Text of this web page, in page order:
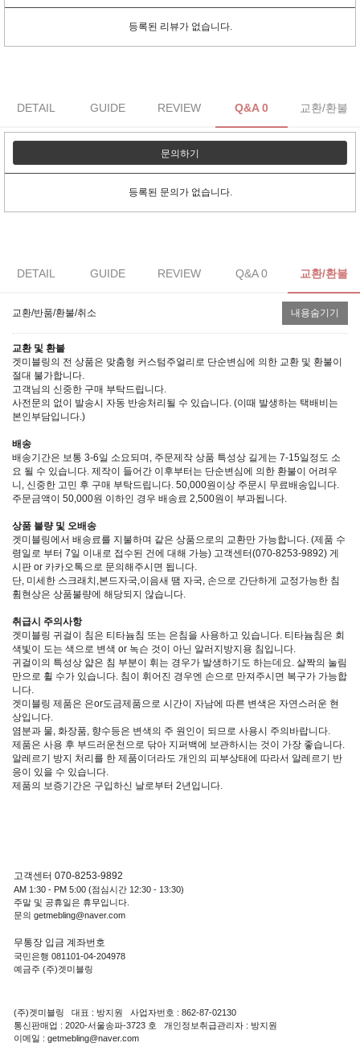
등록된 리뷰가 없습니다.
DETAIL GUIDE REVIEW Q&A 0 교환/환불
문의하기
등록된 문의가 없습니다.
DETAIL GUIDE REVIEW Q&A 0 교환/환불
교환/반품/환불/취소 내용숨기기
교환 및 환불
겟미블링의 전 상품은 맞춤형 커스텀주얼리로 단순변심에 의한 교환 및 환불이
절대 불가합니다.
고객님의 신중한 구매 부탁드립니다.
사전문의 없이 발송시 자동 반송처리될 수 있습니다. (이때 발생하는 택배비는
본인부담입니다.)
배송
배송기간은 보통 3-6일 소요되며, 주문제작 상품 특성상 길게는 7-15일정도 소
요 될 수 있습니다. 제작이 들어간 이후부터는 단순변심에 의한 환불이 어려우
니, 신중한 고민 후 구매 부탁드립니다. 50,000원이상 주문시 무료배송입니다.
주문금액이 50,000원 이하인 경우 배송료 2,500원이 부과됩니다.
상품 불량 및 오배송
겟미블링에서 배송료를 지불하며 같은 상품으로의 교환만 가능합니다. (제품 수
령일로 부터 7일 이내로 접수된 건에 대해 가능) 고객센터(070-8253-9892) 게
시판 or 카카오톡으로 문의해주시면 됩니다.
단, 미세한 스크래치,본드자국,이음새 땜 자국, 손으로 간단하게 교정가능한 침
휨현상은 상품불량에 해당되지 않습니다.
취급시 주의사항
겟미블링 귀걸이 침은 티타늄침 또는 은침을 사용하고 있습니다. 티타늄침은 회
색빛이 도는 색으로 변색 or 녹슨 것이 아닌 알러지방지용 침입니다.
귀걸이의 특성상 얇은 침 부분이 휘는 경우가 발생하기도 하는데요. 살짝의 눌림
만으로 휠 수가 있습니다. 침이 휘어진 경우엔 손으로 만져주시면 복구가 가능합
니다.
겟미블링 제품은 은or도금제품으로 시간이 자남에 따른 변색은 자연스러운 현
상입니다.
염분과 물, 화장품, 향수등은 변색의 주 원인이 되므로 사용시 주의바랍니다.
제품은 사용 후 부드러운천으로 닦아 지퍼백에 보관하시는 것이 가장 좋습니다.
알레르기 방지 처리를 한 제품이더라도 개인의 피부상태에 따라서 알레르기 반
응이 있을 수 있습니다.
제품의 보증기간은 구입하신 날로부터 2년입니다.
고객센터 070-8253-9892
AM 1:30 - PM 5:00 (점심시간 12:30 - 13:30)
주말 및 공휴일은 휴무입니다.
문의 getmebling@naver.com
무통장 입금 계좌번호
국민은행 081101-04-204978
예금주 (주)겟미블링
(주)겟미블링 대표 : 방지원 사업자번호 : 862-87-02130
통신판매업 : 2020-서울송파-3723 호 개인정보취급관리자 : 방지원
이메일 : getmebling@naver.com